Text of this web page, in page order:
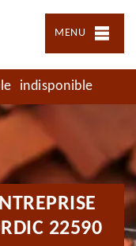
MENU
indisponible
22590